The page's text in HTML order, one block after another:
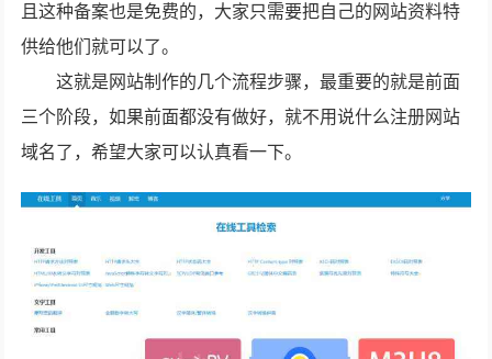
且这种备案也是免费的，大家只需要把自己的网站资料特
供给他们就可以了。
这就是网站制作的几个流程步骤，最重要的就是前面
三个阶段，如果前面都没有做好，就不用说什么注册网站
域名了，希望大家可以认真看一下。